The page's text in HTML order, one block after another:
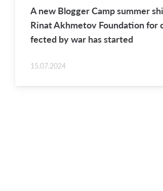
A new Blog­ger Camp sum­mer
Rinat Akhme­tov Foun­da­tion for
fected by war has started
15.07.2024